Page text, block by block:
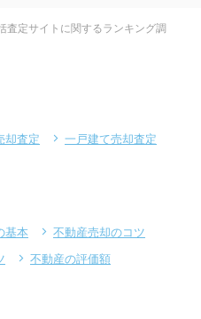
定サイトに関するランキング調
却査定
一戸建て売却査定
基本
不動産売却のコツ
不動産の評価額